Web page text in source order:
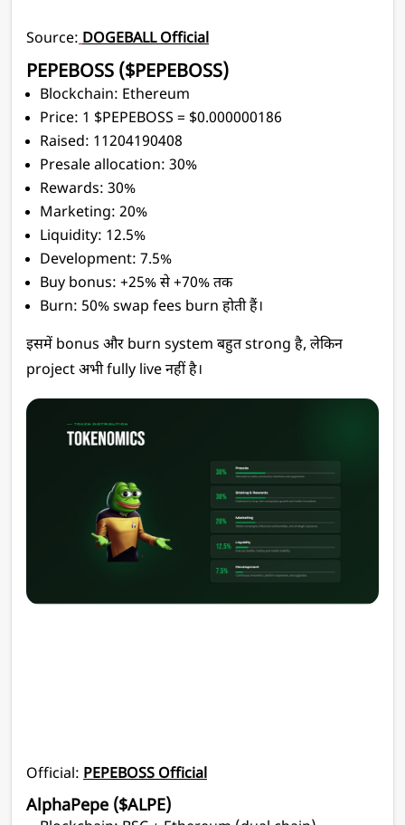
Source: DOGEBALL Official
PEPEBOSS ($PEPEBOSS)
Blockchain: Ethereum
Price: 1 $PEPEBOSS = $0.000000186
Raised: 11204190408
Presale allocation: 30%
Rewards: 30%
Marketing: 20%
Liquidity: 12.5%
Development: 7.5%
Buy bonus: +25% से +70% तक
Burn: 50% swap fees burn होती हैं।
इसमें bonus और burn system बहुत strong है, लेकिन
project अभी fully live नहीं है।
Official: PEPEBOSS Official
AlphaPepe ($ALPE)